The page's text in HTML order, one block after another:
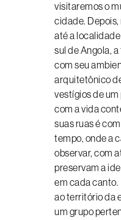
visitaremos o
cidade. Depois,
até a
sul de Angola,
com seu
arquitetônico
vestígios de
com a vida
suas ruas é
tempo, onde a
observar, com
preservam a
em cada canto.
ao território da
um grupo